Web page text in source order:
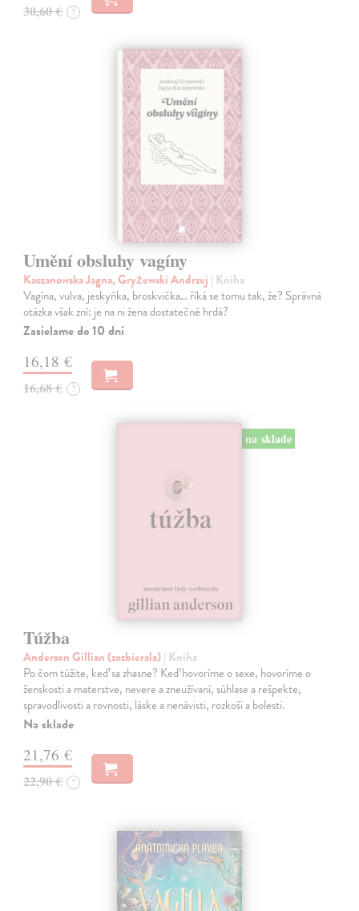
30,60 € ?
Umění obsluhy vagíny
Kaczanowska Jagna, Gryżewski Andrzej | Kniha
Vagína, vulva, jeskyňka, broskvička... říká se tomu tak, že? Správná
otázka však zní: je na ni žena dostatečně hrdá?
Zasielame do 10 dní
16,18 €
16,68 € ?
na sklade
Túžba
Anderson Gillian (zozbierala)| Kniha
Po čom túžite, keď sa zhasne? Keď hovoríme o sexe, hovoríme o
ženskosti a materstve, nevere a zneužívaní, súhlase a rešpekte,
spravodlivosti a rovnosti, láske a nenávisti, rozkoši a bolesti.
Na sklade
21,76 €
22,90 € ?